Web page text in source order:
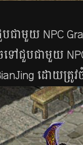
ជា​មួយ​​ NPC
ទៅ​ជួប​ជា​មួយ​​
ដោយ​​ត្